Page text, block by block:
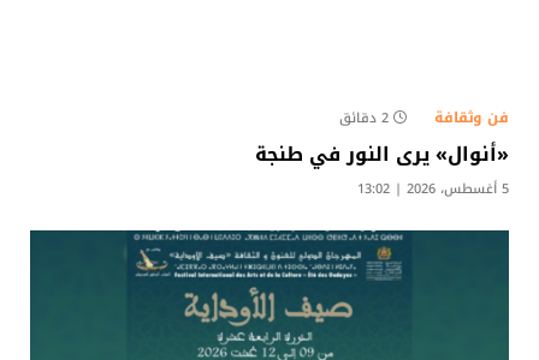
فن وثقافة 2 دقائق
«أنوال» يرى النور في طنجة
5 أغسطس، 2026 | 13:02